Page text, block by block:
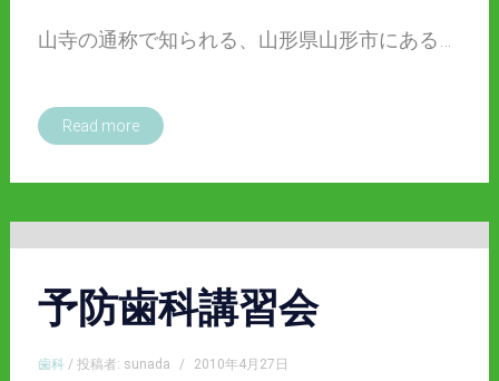
山寺の通称で知られる、山形県山形市にある…
Read more
予防歯科講習会
歯科/ 投稿者: sunada / 2010年4月27日